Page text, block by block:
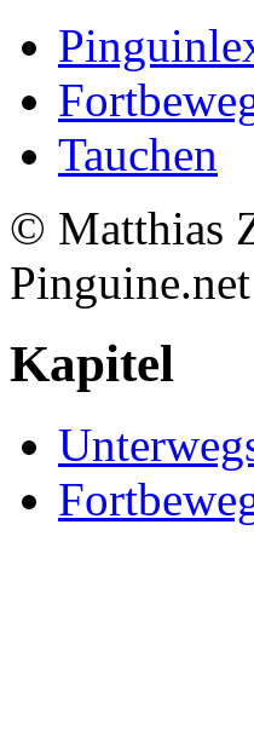
Tauchen
© Matthias
Kapitel